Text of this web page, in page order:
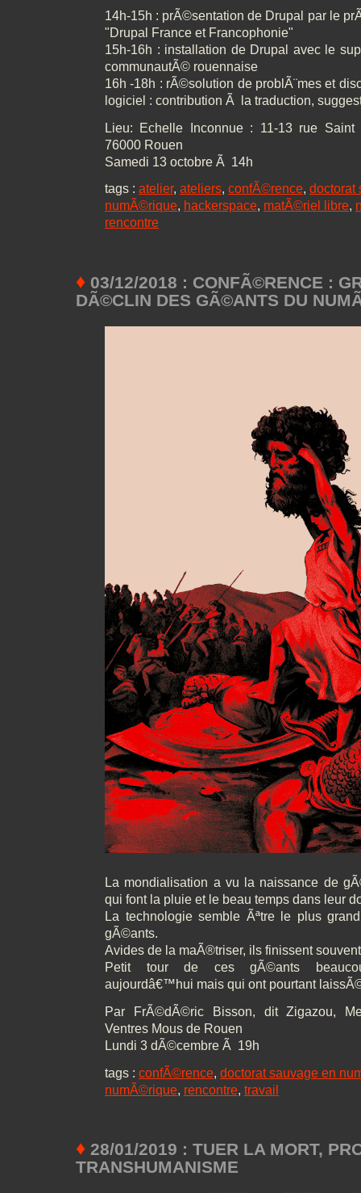
14h-15h : prÃ©sentation de Drupal par le
"Drupal France et Francophonie"
15h-16h : installation de Drupal avec le
communautÃ© rouennaise
16h -18h : rÃ©solution de problÃ¨mes et
logiciel : contribution Ã la traduction,
Lieu: Echelle Inconnue : 11-13 rue Saint
76000 Rouen
Samedi 13 octobre Ã 14h
tags : atelier, ateliers, confÃ©rence, doctorat
numÃ©rique, hackerspace, matÃ©riel libre,
rencontre
♦ 03/12/2018 : CONFÃ©RENCE :
DÃ©CLIN DES GÃ©ANTS DU
La mondialisation a vu la naissance de
qui font la pluie et le beau temps dans leur
La technologie semble Ãªtre le plus
gÃ©ants.
Avides de la maÃ®triser, ils finissent
Petit tour de ces gÃ©ants
aujourdâ€™hui mais qui ont pourtant
Par FrÃ©dÃ©ric Bisson, dit Zigazou,
Ventres Mous de Rouen
Lundi 3 dÃ©cembre Ã 19h
tags : confÃ©rence, doctorat sauvage en
numÃ©rique, rencontre, travail
♦ 28/01/2019 : TUER LA MORT,
TRANSHUMANISME